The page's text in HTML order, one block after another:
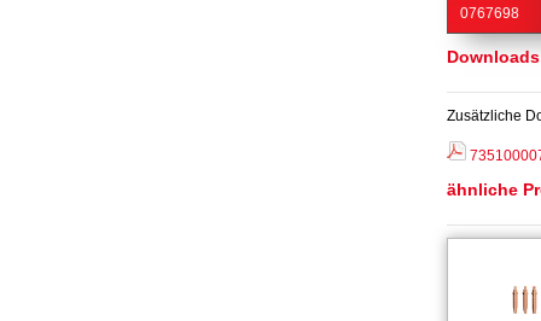
0767698
Downloads
Zusätzliche
ähnliche